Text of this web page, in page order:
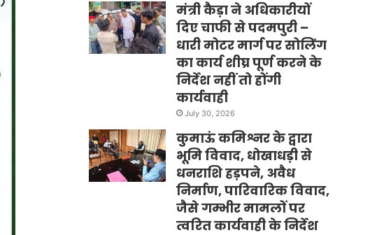
मंत्री कैड़ा ने अधिकारीयों
दिए चाफी से पदमपुरी –
धारी मोटर मार्ग पर सोलिंग
का कार्य शीघ्र पूर्ण करने के
निर्देश नहीं तो होंगी
कार्यवाही
July 30, 2026
कुमाऊं कमिश्नर के द्वारा
भूमि विवाद, धोखाधड़ी से
धनराशि हड़पने, अवैध
निर्माण, पारिवारिक विवाद,
जैसे गम्भीर मामलों पर
त्वरित कार्यवाही के निर्देश